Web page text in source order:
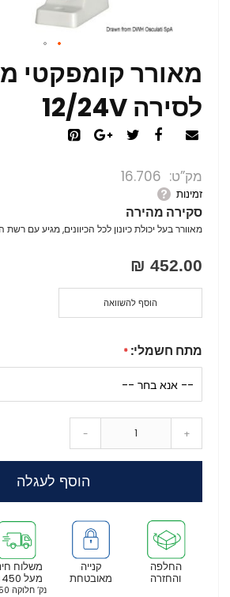
מאורר קומפקטי
לסירה 12/24V
מק”ט 16.706
זמינות
סקירה מהירה
מאוורר בעל יכולת כיונון לכל הכיוונים, מגיע עם
452.00 ₪
מתח חשמלי:
- +
הוסף לעגלה
הוסף להשוואה
משלוח
מעל 450 ₪
נק’ חלוקה ₪250
קנייה
מאובטחת
החלפה
והחזרה